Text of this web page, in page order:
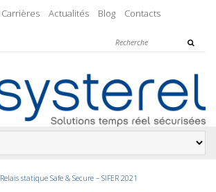
Carrières Actualités Blog Contacts
Relais statique Safe & Secure – SIFER 2021